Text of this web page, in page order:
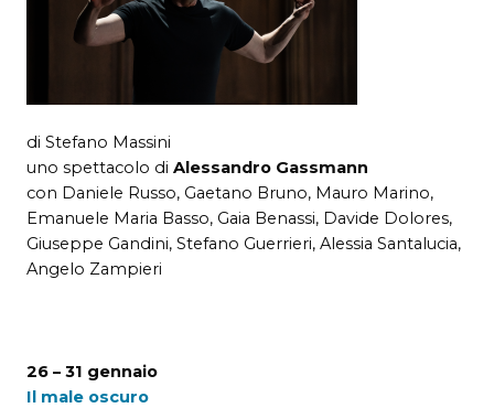
di Stefano Massini
uno spettacolo di Alessandro Gassmann
con Daniele Russo, Gaetano Bruno, Mauro Marino,
Emanuele Maria Basso, Gaia Benassi, Davide Dolores,
Giuseppe Gandini, Stefano Guerrieri, Alessia Santalucia,
Angelo Zampieri
26 – 31 gennaio
Il male oscuro